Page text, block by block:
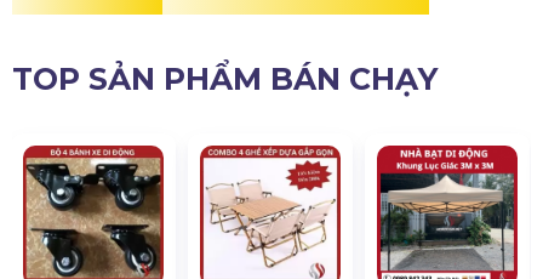
TOP SẢN PHẨM BÁN CHẠY